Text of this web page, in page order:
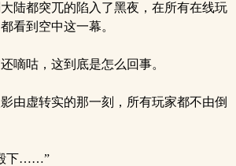
陆都突兀的陷入了黑夜，在所有在线玩
看到空中这一幕。
嘀咕，这到底是怎么回事。
由虚转实的那一刻，所有玩家都不由倒
下……”